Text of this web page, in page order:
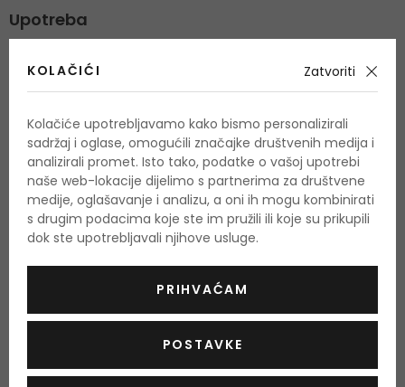
Upotreba
Nanesite na čistu kožu.
Količina: 150 ml
Water, Glycerin, Mineral Oil, Alcohol Denat., Stearic Acid,
Petrolatum, Cetyl Alcohol, Glyceryl Stearate, Hydrogenated
Coco-Glycerides, Stearyl Alcohol, Dimethicone,
Sodium Hydroxide, Methylparaben
Popis sastojaka se može promijeniti. Savjetuje se da uvijek
provjerite popis sastojaka navedenih na kupljenom
proizvodu.
KOLAČIĆI Zatvoriti
Kolačiće upotrebljavamo kako bismo personalizirali
sadržaj i oglase, omogućili značajke društvenih medija i
analizirali promet. Isto tako, podatke o vašoj upotrebi
naše web-lokacije dijelimo s partnerima za društvene
medije, oglašavanje i analizu, a oni ih mogu kombinirati
s drugim podacima koje ste im pružili ili koje su prikupili
dok ste upotrebljavali njihove usluge.
PRIHVAĆAM
POSTAVKE